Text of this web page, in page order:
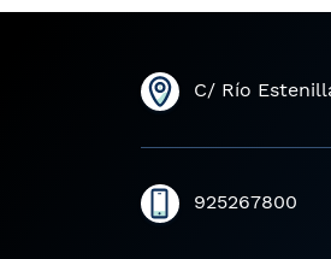
C/ Río
925267800